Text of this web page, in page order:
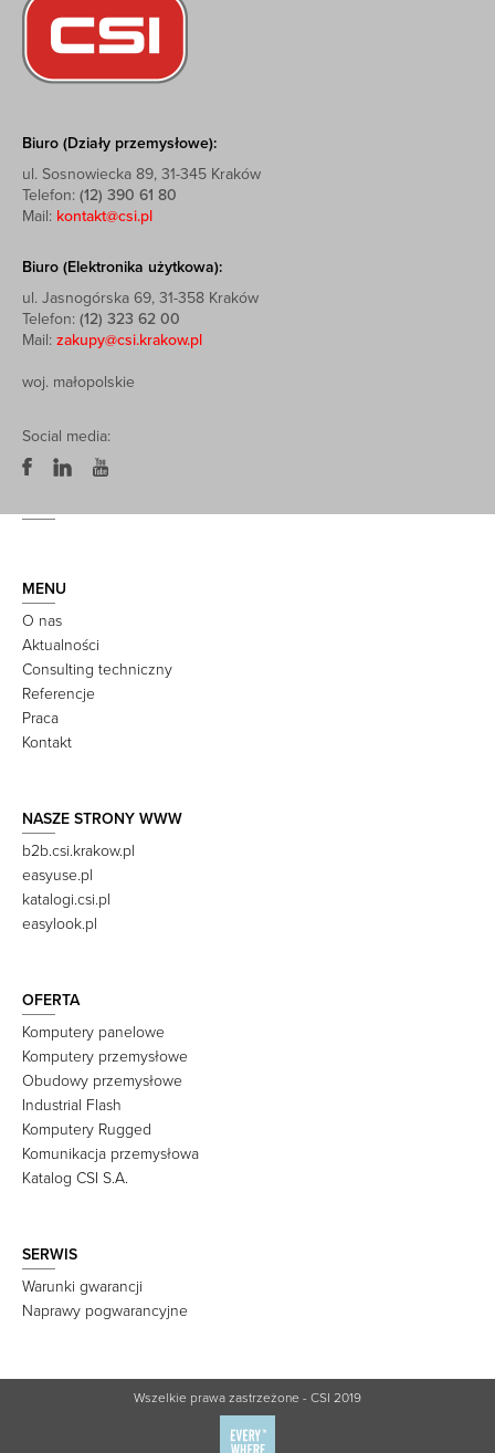
Biuro (Działy przemysłowe):
ul. Sosnowiecka 89, 31-345 Kraków
Telefon: (12) 390 61 80
Mail: kontakt@csi.pl
Biuro (Elektronika użytkowa):
ul. Jasnogórska 69, 31-358 Kraków
Telefon: (12) 323 62 00
Mail: zakupy@csi.krakow.pl
woj. małopolskie
Social media:
MENU
O nas
Aktualności
Consulting techniczny
Referencje
Praca
Kontakt
NASZE STRONY WWW
b2b.csi.krakow.pl
easyuse.pl
katalogi.csi.pl
easylook.pl
OFERTA
Komputery panelowe
Komputery przemysłowe
Obudowy przemysłowe
Industrial Flash
Komputery Rugged
Komunikacja przemysłowa
Katalog CSI S.A.
SERWIS
Warunki gwarancji
Naprawy pogwarancyjne
Wszelkie prawa zastrzeżone - CSI 2019